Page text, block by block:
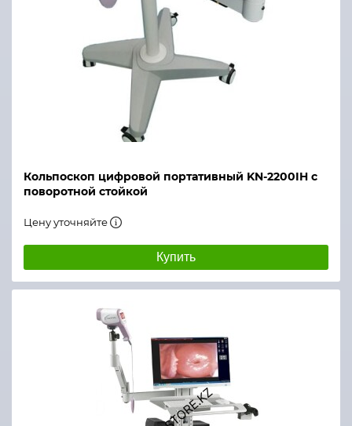
Кольпоскоп цифровой портативный KN-2200IH с
поворотной стойкой
Цену уточняйте
Купить